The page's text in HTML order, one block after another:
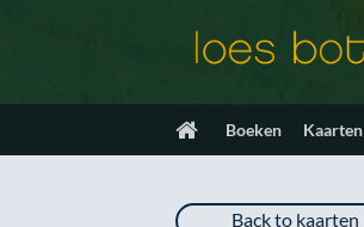
Boeken Kaarten
Back to kaarten